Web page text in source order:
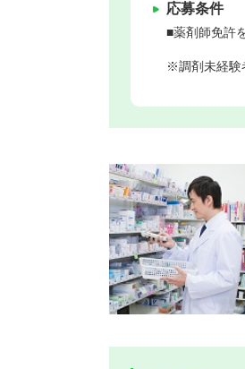
応募条件
■薬剤師免許
※調剤未経験